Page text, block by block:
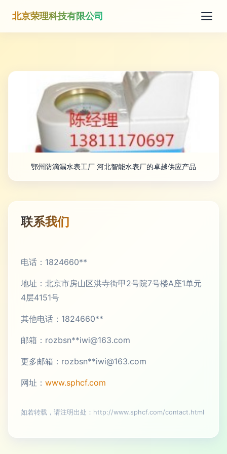
北京荣理科技有限公司
鄂州防滴漏水表工厂 河北智能水表厂的卓越供应产品
联系我们
电话：1824660**
地址：北京市房山区洪寺街甲2号院7号楼A座1单元
4层4151号
其他电话：1824660**
邮箱：rozbsn**iwi@163.com
更多邮箱：rozbsn**iwi@163.com
网址： www.sphcf.com
如若转载，请注明出处：http://www.sphcf.com/contact.html